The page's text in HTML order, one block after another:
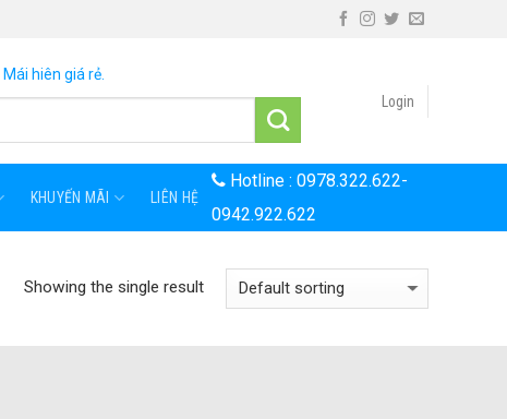
Mái hiên giá rẻ.
Login
KHUYẾN MÃI LIÊN HỆ
Hotline :0978.322.622-
0942.922.622
Showing the single result